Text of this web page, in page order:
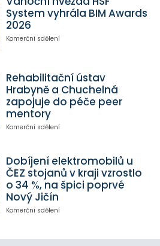
System vyhrála BIM Awards
2026
Komerční sdělení
Rehabilitační ústav
Hrabyně a Chuchelná
zapojuje do péče peer
mentory
Komerční sdělení
Dobíjení elektromobilů u
ČEZ stojanů v kraji vzrostlo
o 34 %, na špici poprvé
Nový Jičín
Komerční sdělení